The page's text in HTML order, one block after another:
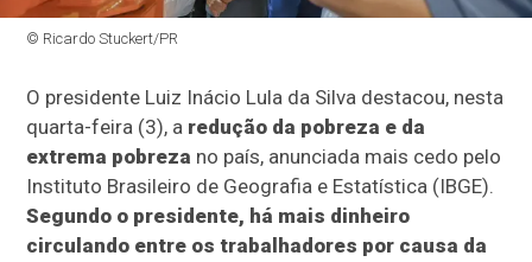
© Ricardo Stuckert/PR
O presidente Luiz Inácio Lula da Silva destacou, nesta
quarta-feira (3), a redução da pobreza e da
extrema pobreza no país, anunciada mais cedo pelo
Instituto Brasileiro de Geografia e Estatística (IBGE).
Segundo o presidente, há mais dinheiro
circulando entre os trabalhadores por causa da